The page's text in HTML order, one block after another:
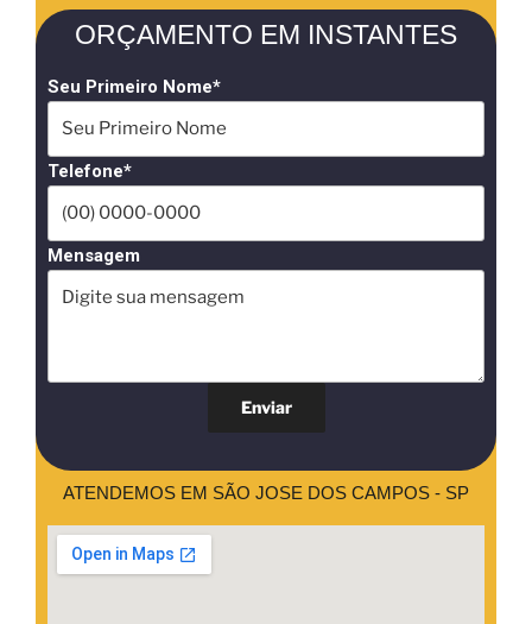
ORÇAMENTO EM INSTANTES
Seu Primeiro Nome*
Telefone*
Mensagem
ATENDEMOS EM SÃO JOSE DOS CAMPOS - SP